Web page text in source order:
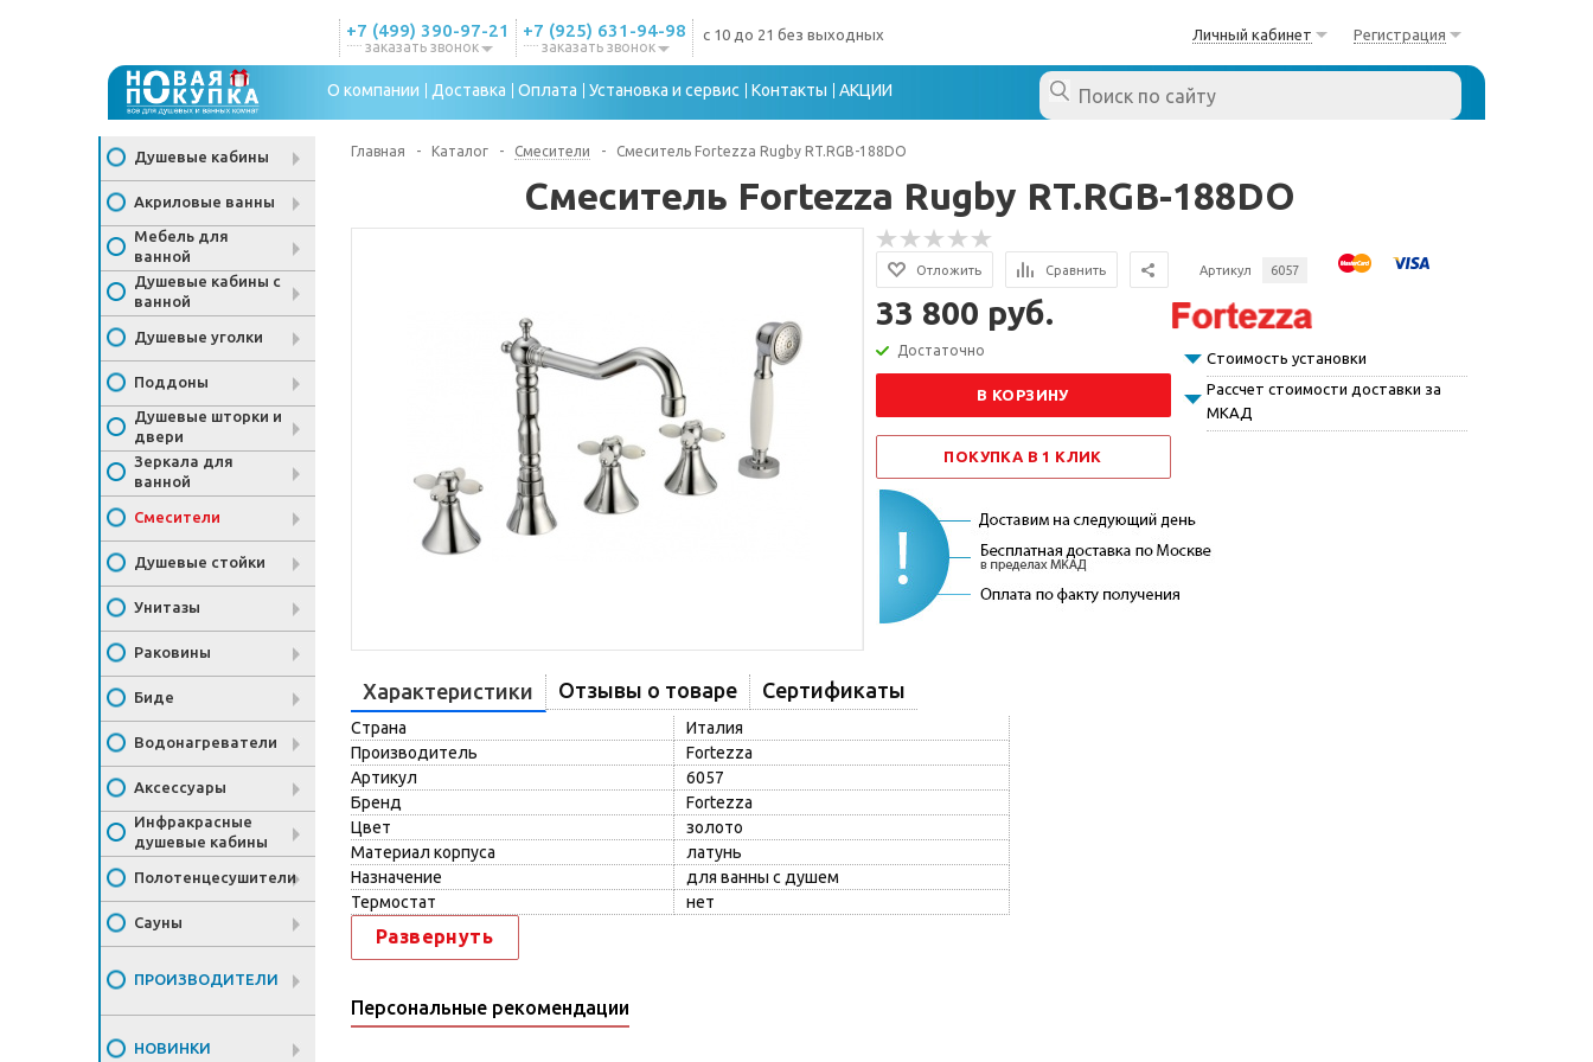
+7 (499) 390-97-21
заказать звонок
+7 (925) 631-94-98
заказать звонок
с 10 до 21 без выходных Личный кабинет Регистрация
О компании Доставка Оплата Установка и сервис Контакты АКЦИИ
Душевые кабины
Акриловые ванны
Мебель для
ванной
Душевые кабины с
ванной
Душевые уголки
Поддоны
Душевые шторки и
двери
Зеркала для
ванной
Смесители
Душевые стойки
Унитазы
Раковины
Биде
Водонагреватели
Аксессуары
Инфракрасные
душевые кабины
Полотенцесушители
Сауны
ПРОИЗВОДИТЕЛИ
НОВИНКИ
Главная - Каталог - Смесители - Смеситель Fortezza Rugby RT.RGB-188DO
Смеситель Fortezza Rugby RT.RGB-188DO
Отложить Сравнить Артикул 6057
33 800 руб.
Достаточно
В КОРЗИНУ
ПОКУПКА В 1 КЛИК
Стоимость установки
Рассчет стоимости доставки за
МКАД
Характеристики Отзывы о товаре Сертификаты
Страна
Италия
Производитель
Fortezza
Артикул
6057
Бренд
Fortezza
Цвет
золото
Материал корпуса
латунь
Назначение
для ванны с душем
Термостат
нет
Развернуть
Персональные рекомендации